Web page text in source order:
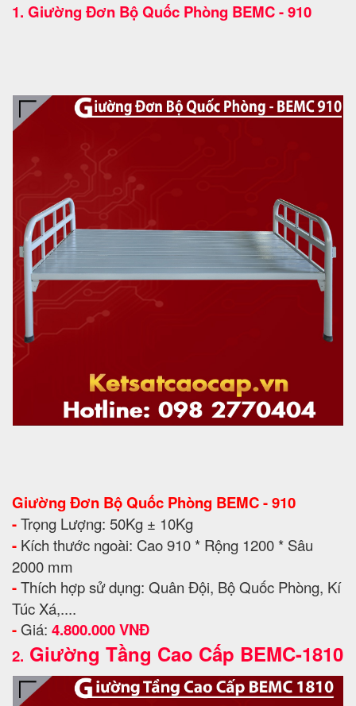
1. Giường Đơn Bộ Quốc Phòng BEMC - 910
Giường Đơn Bộ Quốc Phòng BEMC - 910
-Trọng Lượng: 50Kg ± 10Kg
- Kích thước ngoài: Cao 910 * Rộng 1200 * Sâu
2000 mm
-Thích hợp sử dụng: Quân Đội, Bộ Quốc Phòng, Kí
Túc Xá,....
- Giá: 4.800.000 VNĐ
2. Giường Tầng Cao Cấp BEMC-1810